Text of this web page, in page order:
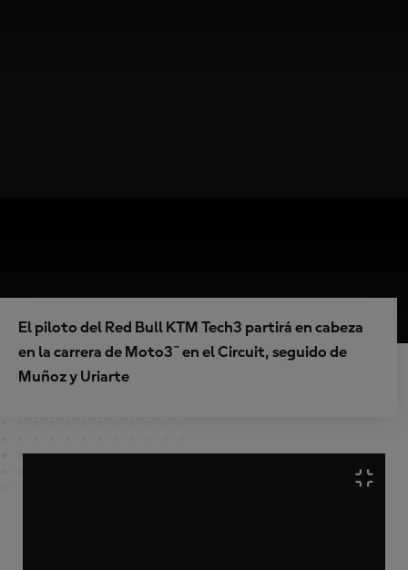
El piloto del Red Bull KTM Tech3 partirá en cabeza
en la carrera de Moto3™ en el Circuit, seguido de
Muñoz y Uriarte